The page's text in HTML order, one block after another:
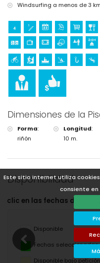
Este sitio internet utiliza
consiente en
Windsurfing a menos de 3
Dimensiones de la
Forma:
riñón
Longitud:
10 m.
Disponibilidad
salida deseadas!
Disponible
Fechas seleccionadas
Disponible bajo petición